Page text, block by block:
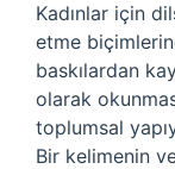
Kadınlar için
etme
baskılardan
olarak
toplumsal
Bir kelimenin